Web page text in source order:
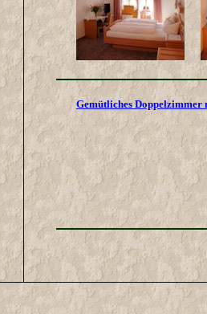
Gemütliches Doppelzimmer